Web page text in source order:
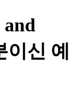
and
이신 예